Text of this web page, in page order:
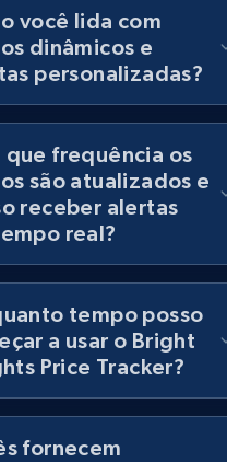
id, Title, Images, Final price,
Initial price, and more.
149+ Comece agora
- Collect data on
specified keywords
id, Title, Images, Final price,
você lida com
dinâmicos e
personalizadas?
que frequência os
são atualizados e
receber alertas
real?
tempo posso
a usar o Bright
Price Tracker?
fornecem